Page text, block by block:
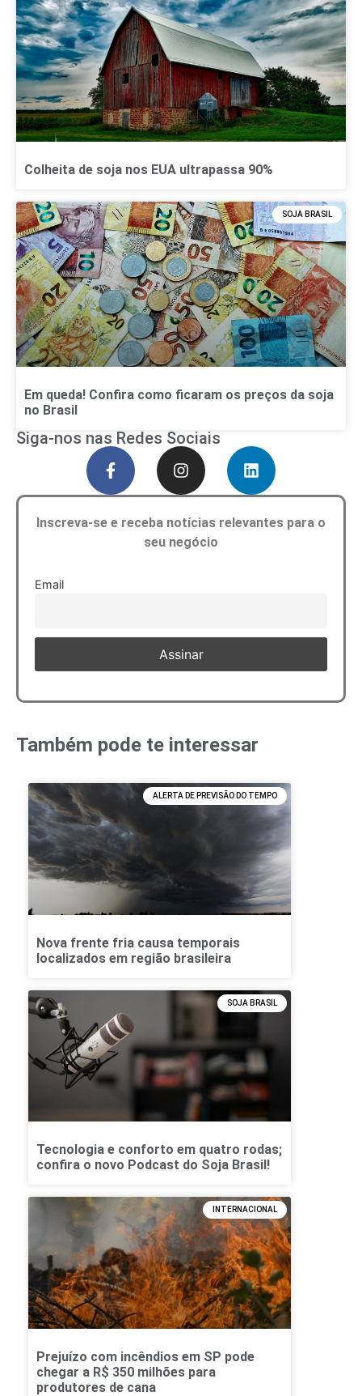
Colheita de soja nos EUA ultrapassa 90%
SOJA BRASIL
Em queda! Confira como ficaram os preços da soja
no Brasil
Siga-nos nas Redes Sociais
Inscreva-se e receba notícias relevantes para o
seu negócio
Email
Também pode te interessar
ALERTA DE PREVISÃO DO TEMPO
Nova frente fria causa temporais
localizados em região brasileira
SOJA BRASIL
Tecnologia e conforto em quatro rodas;
confira o novo Podcast do Soja Brasil!
INTERNACIONAL
Prejuízo com incêndios em SP pode
chegar a R$ 350 milhões para
produtores de cana